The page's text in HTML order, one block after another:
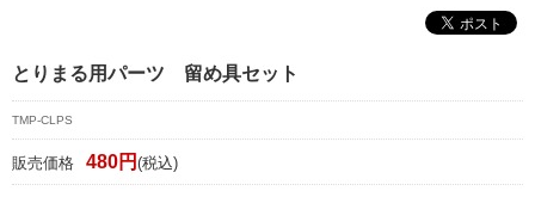
とりまる用パーツ 留め具セット
TMP-CLPS
販売価格 480円 (税込)